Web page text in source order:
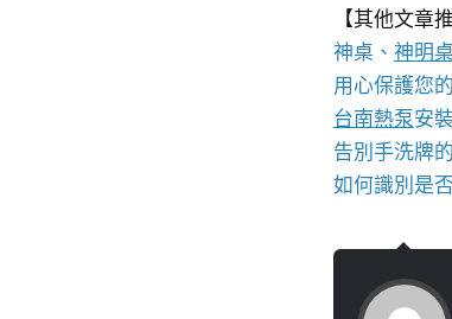
【其他文章
神桌、 神明桌
用心保護您
台南熱泵安
告別手洗牌
如何識別是